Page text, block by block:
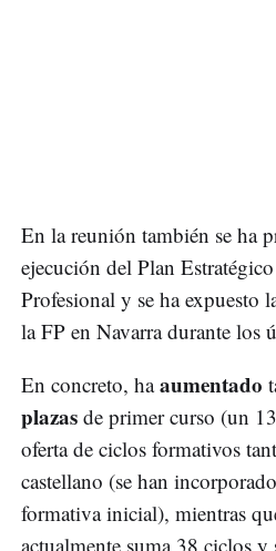
En la reunión también se ha
ejecución del Plan
Profesional y se ha expuesto
la FP en Navarra durante los
En concreto, haaumentado
plazas de primer curso (un
oferta de ciclos formativos
castellano (se han
formativa inicial), mientras
actualmente suma 38 ciclos